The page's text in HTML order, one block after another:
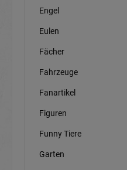
Engel
Eulen
Fächer
Fahrzeuge
Fanartikel
Figuren
Funny Tiere
Garten